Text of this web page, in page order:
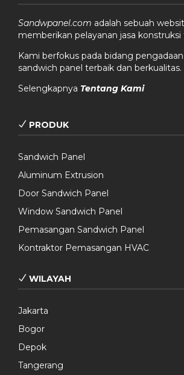
Sandwpanel.com adalah sebuah
memberikan pelayanan jasa konstruksi
Kami berfokus pada bidang
sandwich panel terbaik dan berkualitas.
Selengkapnya Tentang Kami
PRODUK
Sandwich Panel
Aluminum Extrusion
Door Sandwich Panel
Window Sandwich Panel
Pemasangan Sandwich Panel
Kontraktor Pemasangan HVAC
WILAYAH
Jakarta
Bogor
Depok
Tangerang